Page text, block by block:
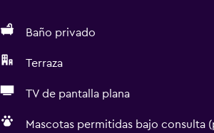
Baño privado
Terraza
TV de pantalla plana
Mascotas permitidas bajo consulta